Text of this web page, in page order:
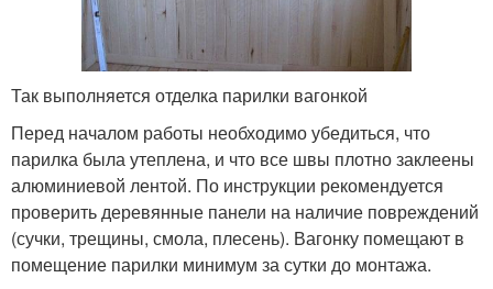
Так выполняется отделка парилки вагонкой
Перед началом работы необходимо убедиться, что
парилка была утеплена, и что все швы плотно заклеены
алюминиевой лентой. По инструкции рекомендуется
проверить деревянные панели на наличие повреждений
(сучки, трещины, смола, плесень). Вагонку помещают в
помещение парилки минимум за сутки до монтажа.